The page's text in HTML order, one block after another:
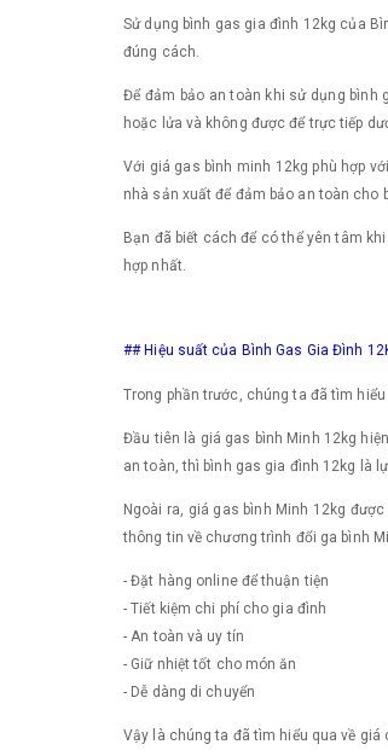
Sử dụng bình gas gia đình 12kg của
đúng cách.
Để đảm bảo an toàn khi sử dụng bình
hoặc lửa và không được để trực tiếp
Với giá gas bình minh 12kg phù hợp
nhà sản xuất để đảm bảo an toàn cho
Bạn đã biết cách để có thể yên tâm
hợp nhất.
## Hiệu suất của Bình Gas Gia Đình
Trong phần trước, chúng ta đã tìm
Đầu tiên là giá gas bình Minh 12kg
an toàn, thì bình gas gia đình 12kg là
Ngoài ra, giá gas bình Minh 12kg
thông tin về chương trình đổi ga bình
- Đặt hàng online để thuận tiện
- Tiết kiệm chi phí cho gia đình
- An toàn và uy tín
- Giữ nhiệt tốt cho món ăn
- Dễ dàng di chuyển
Vậy là chúng ta đã tìm hiểu qua về